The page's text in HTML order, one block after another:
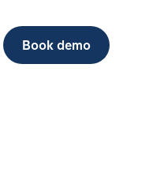
Book demo